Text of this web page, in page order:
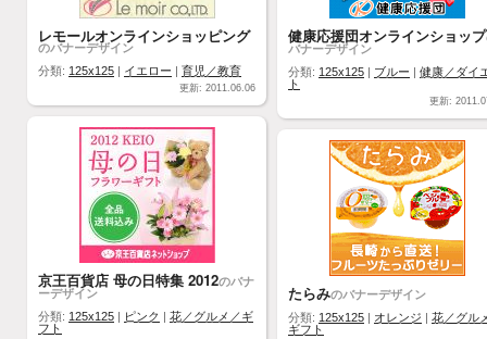
レモールオンラインショッピング
のバナーデザイン
分類: 125x125 イエロー 育児／教育
更新: 2011.06.06
健康応援団オンラインショップ
バナーデザイン
分類: 125x125 ブルー
健康／ダイ
ト
更新:
京王百貨店 母の日特集 2012のバナ
ーデザイン
分類: 125x125 ピンク
花／グルメ／ギ
フト
たらみのバナーデザイン
分類: 125x125 オレンジ
花／グル
ギフト